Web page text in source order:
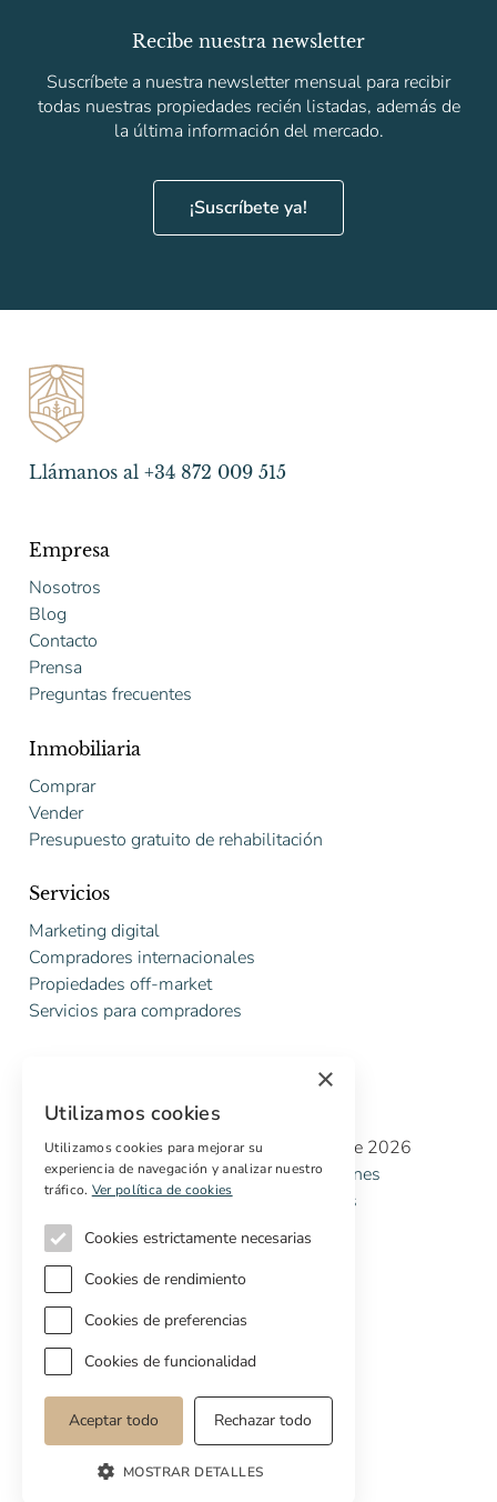
Recibe nuestra newsletter
Suscríbete a nuestra newsletter mensual para recibir
todas nuestras propiedades recién listadas, además de
la última información del mercado.
¡Suscríbete ya!
Llámanos al +34 872 009 515
Empresa
Nosotros
Blog
Contacto
Prensa
Preguntas frecuentes
Inmobiliaria
Comprar
Vender
Presupuesto gratuito de rehabilitación
Servicios
Marketing digital
Compradores internacionales
Propiedades off-market
Servicios para compradores
Copyright © Cottage Properties Real Estate 2026
Política de PrivacidadTerminos y Condiciones
Política de CookiesPreferencias de cookies
×
Utilizamos cookies
Utilizamos cookies para mejorar su
experiencia de navegación y analizar nuestro
tráfico. Ver política de cookies
Cookies estrictamente necesarias
Cookies de rendimiento
Cookies de preferencias
Cookies de funcionalidad
Aceptar todo Rechazar todo
MOSTRAR DETALLES